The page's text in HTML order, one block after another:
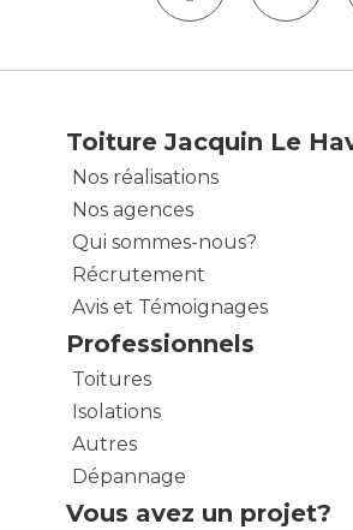
Toiture Jacquin Le
Nos réalisations
Nos agences
Qui sommes-nous?
Récrutement
Avis et Témoignages
Professionnels
Toitures
Isolations
Autres
Dépannage
Vous avez un projet?